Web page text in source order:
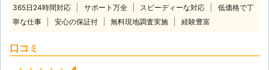
練スタッフが、他社では直りきらなか
った難しい雨漏り修理も、スムーズに
りがとう！」といっていただけるサー
言われています。住まいの中で床が軋
む妙な音がしたり、羽アリがいるのを
365日24時間対応 サポート万全 スピーディーな対応
低価格で丁
寧な仕事
安心の保証付 無料現地調査実施 経験豊富
口コミ